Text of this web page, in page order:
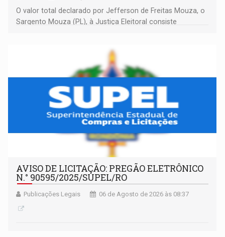
O valor total declarado por Jefferson de Freitas Mouza, o
Sargento Mouza (PL), à Justiça Eleitoral consiste
AVISO DE LICITAÇÃO: PREGÃO ELETRÔNICO
N.° 90595/2025/SUPEL/RO
Publicações Legais 06 de Agosto de 2026 às 08:37